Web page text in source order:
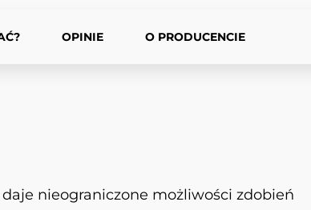
OPINIE O PRODUCENCIE
nieograniczone możliwości zdobień